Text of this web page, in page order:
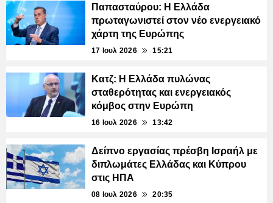
Παπασταύρου: Η Ελλάδα
πρωταγωνιστεί στον νέο ενεργειακό
χάρτη της Ευρώπης
17 Ιουλ 2026 15:21
Κατζ: Η Ελλάδα πυλώνας
σταθερότητας και ενεργειακός
κόμβος στην Ευρώπη
16 Ιουλ 2026 13:42
Δείπνο εργασίας πρέσβη Ισραήλ με
διπλωμάτες Ελλάδας και Κύπρου
στις ΗΠΑ
08 Ιουλ 2026 20:35